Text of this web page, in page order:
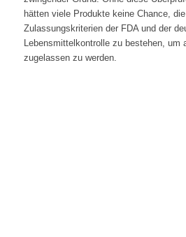
hätten viele Produkte keine Chance,
Zulassungskriterien der FDA und der
Lebensmittelkontrolle zu bestehen, um
zugelassen zu werden.